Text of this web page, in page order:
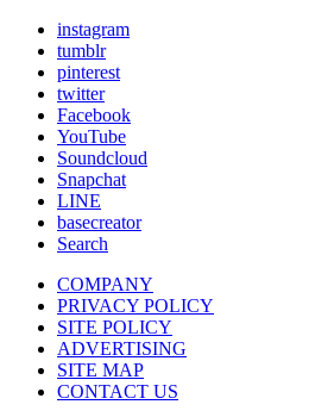
instagram
tumblr
pinterest
twitter
Facebook
YouTube
Soundcloud
Snapchat
LINE
basecreator
Search
COMPANY
PRIVACY POLICY
SITE POLICY
ADVERTISING
SITE MAP
CONTACT US